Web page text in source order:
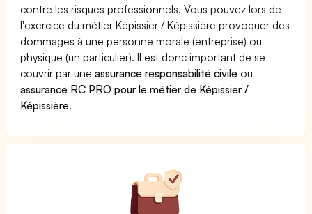
contre les risques professionnels. Vous pouvez lors de
l'exercice du métier Képissier / Képissière provoquer des
dommages à une personne morale (entreprise) ou
physique (un particulier). Il est donc important de se
couvrir par uneassurance responsabilité civile ou
assurance RC PRO pour le métier de Képissier /
Képissière.